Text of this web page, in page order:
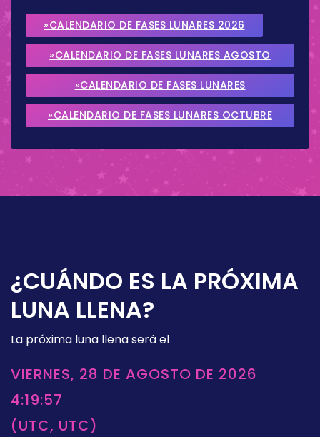
»CALENDARIO DE FASES LUNARES 2026
»CALENDARIO DE FASES LUNARES AGOSTO
2026
»CALENDARIO DE FASES LUNARES
SEPTIEMBRE 2026
»CALENDARIO DE FASES LUNARES OCTUBRE
¿CUÁNDO ES LA PRÓXIMA
LUNA LLENA?
La próxima luna llena será el
VIERNES, 28 DE AGOSTO DE 2026
4:19:57
(UTC, UTC)